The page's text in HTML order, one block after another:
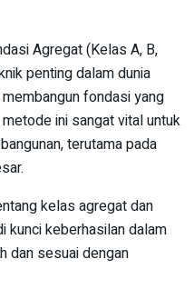
Agregat (Kelas A, B,
penting dalam dunia
fondasi yang
ini sangat vital untuk
terutama pada
kelas agregat dan
kunci keberhasilan dalam
dan sesuai dengan